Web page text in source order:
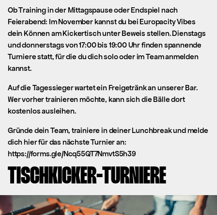
Ob Training in der Mittagspause oder Endspiel nach
Feierabend: Im November kannst du bei Europacity Vibes
dein Können am Kickertisch unter Beweis stellen. Dienstags
und donnerstags von 17:00 bis 19:00 Uhr finden spannende
Turniere statt, für die du dich solo oder im Team anmelden
kannst.
Auf die Tagessieger wartet ein Freigetränk an unserer Bar.
Wer vorher trainieren möchte, kann sich die Bälle dort
kostenlos ausleihen.
Gründe dein Team, trainiere in deiner Lunchbreak und melde
dich hier für das nächste Turnier an:
https://forms.gle/Ncq55QT7NmvtS5h39
TISCHKICKER-TURNIERE